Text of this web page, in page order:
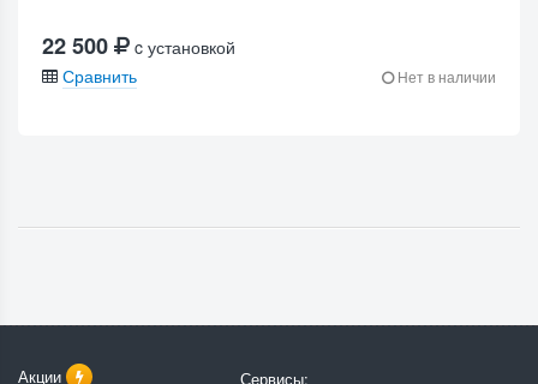
22 500
c установкой
Сравнить
Нет в наличии
Акции
Сервисы: